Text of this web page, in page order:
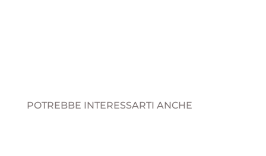
POTREBBE INTERESSARTI ANCHE